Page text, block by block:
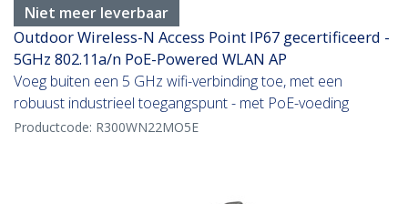
Niet meer leverbaar
Outdoor Wireless-N Access Point IP67 gecertificeerd -
5GHz 802.11a/n PoE-Powered WLAN AP
Voeg buiten een 5 GHz wifi-verbinding toe, met een
robuust industrieel toegangspunt - met PoE-voeding
Productcode: R300WN22MO5E